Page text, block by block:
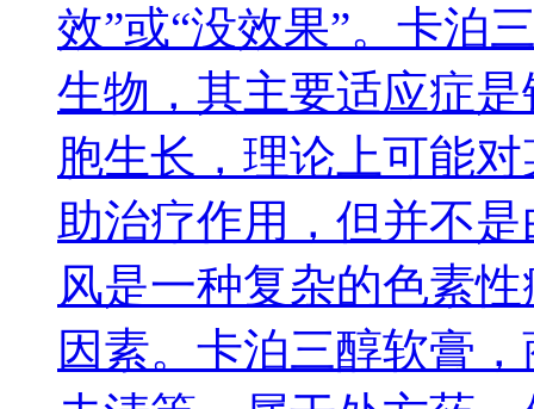
效”或“没效果”。卡泊
生物，其主要适应症
胞生长，理论上可能
助治疗作用，但并不
风是一种复杂的色素
因素。卡泊三醇软膏